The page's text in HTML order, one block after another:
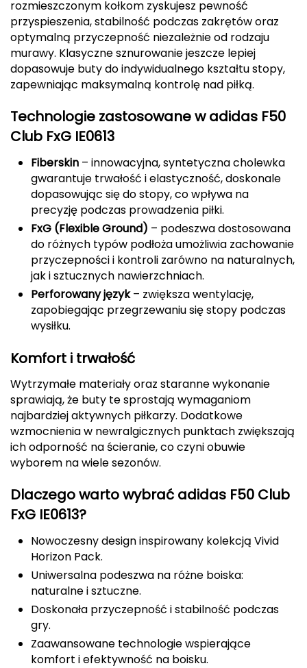
Deuter
Dolomite
E
EISBAR
ENERO
ENERO CAMP
ENERO PRO
Elmer by Swany
Extremities
FASHY
Fjord Nansen
G
GIVOVA
GSI Outdoors
Gerber
Giant Dragon
Gilmonte
Giro
Grand Trunk
rozmieszczonym kołkom zyskujesz pewność
przyspieszenia, stabilność podczas zakrętów oraz
optymalną przyczepność niezależnie od rodzaju
murawy. Klasyczne sznurowanie jeszcze lepiej
dopasowuje buty do indywidualnego kształtu stopy,
zapewniając maksymalną kontrolę nad piłką.
Technologie zastosowane w adidas F50
Club FxG IE0613
Fiberskin – innowacyjna, syntetyczna cholewka
gwarantuje trwałość i elastyczność, doskonale
dopasowując się do stopy, co wpływa na
precyzję podczas prowadzenia piłki.
FxG (Flexible Ground) – podeszwa dostosowana
do różnych typów podłoża umożliwia zachowanie
przyczepności i kontroli zarówno na naturalnych,
jak i sztucznych nawierzchniach.
Perforowany język– zwiększa wentylację,
zapobiegając przegrzewaniu się stopy podczas
wysiłku.
Komfort i trwałość
Wytrzymałe materiały oraz staranne wykonanie
sprawiają, że buty te sprostają wymaganiom
najbardziej aktywnych piłkarzy. Dodatkowe
wzmocnienia w newralgicznych punktach zwiększają
ich odporność na ścieranie, co czyni obuwie
wyborem na wiele sezonów.
Dlaczego warto wybrać adidas F50 Club
FxG IE0613?
Nowoczesny design inspirowany kolekcją Vivid
Horizon Pack.
Uniwersalna podeszwa na różne boiska:
naturalne i sztuczne.
Doskonała przyczepność i stabilność podczas
gry.
Zaawansowane technologie wspierające
komfort i efektywność na boisku.